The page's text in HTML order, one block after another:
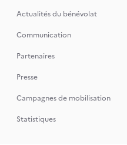
Actualités du bénévolat
Communication
Partenaires
Presse
Campagnes de mobilisation
Statistiques